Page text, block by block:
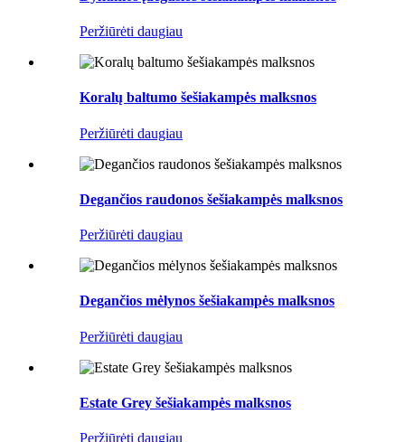
Peržiūrėti daugiau
Koralų baltumo šešiakampės malksnos
Peržiūrėti daugiau
Degančios raudonos šešiakampės malksnos
Peržiūrėti daugiau
Degančios mėlynos šešiakampės malksnos
Peržiūrėti daugiau
Estate Grey šešiakampės malksnos
Peržiūrėti daugiau